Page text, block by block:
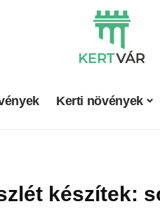
Kerti növények
készítek: